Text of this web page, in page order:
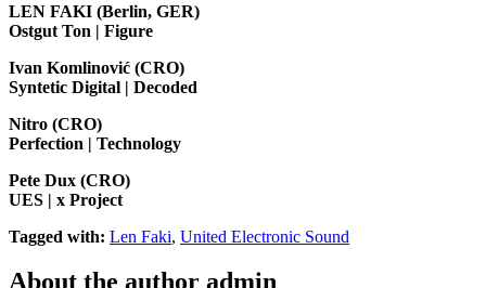
LEN FAKI (Berlin, GER)
Ostgut Ton | Figure
Ivan Komlinović (CRO)
Syntetic Digital | Decoded
Nitro (CRO)
Perfection | Technology
Pete Dux (CRO)
UES | x Project
Tagged with: Len Faki, United Electronic Sound
About the author admin